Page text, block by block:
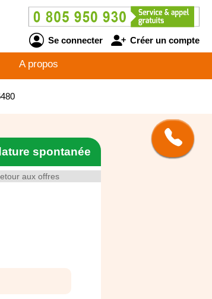
Se connecter Créer un compte
A propos
aux offres
spontanée